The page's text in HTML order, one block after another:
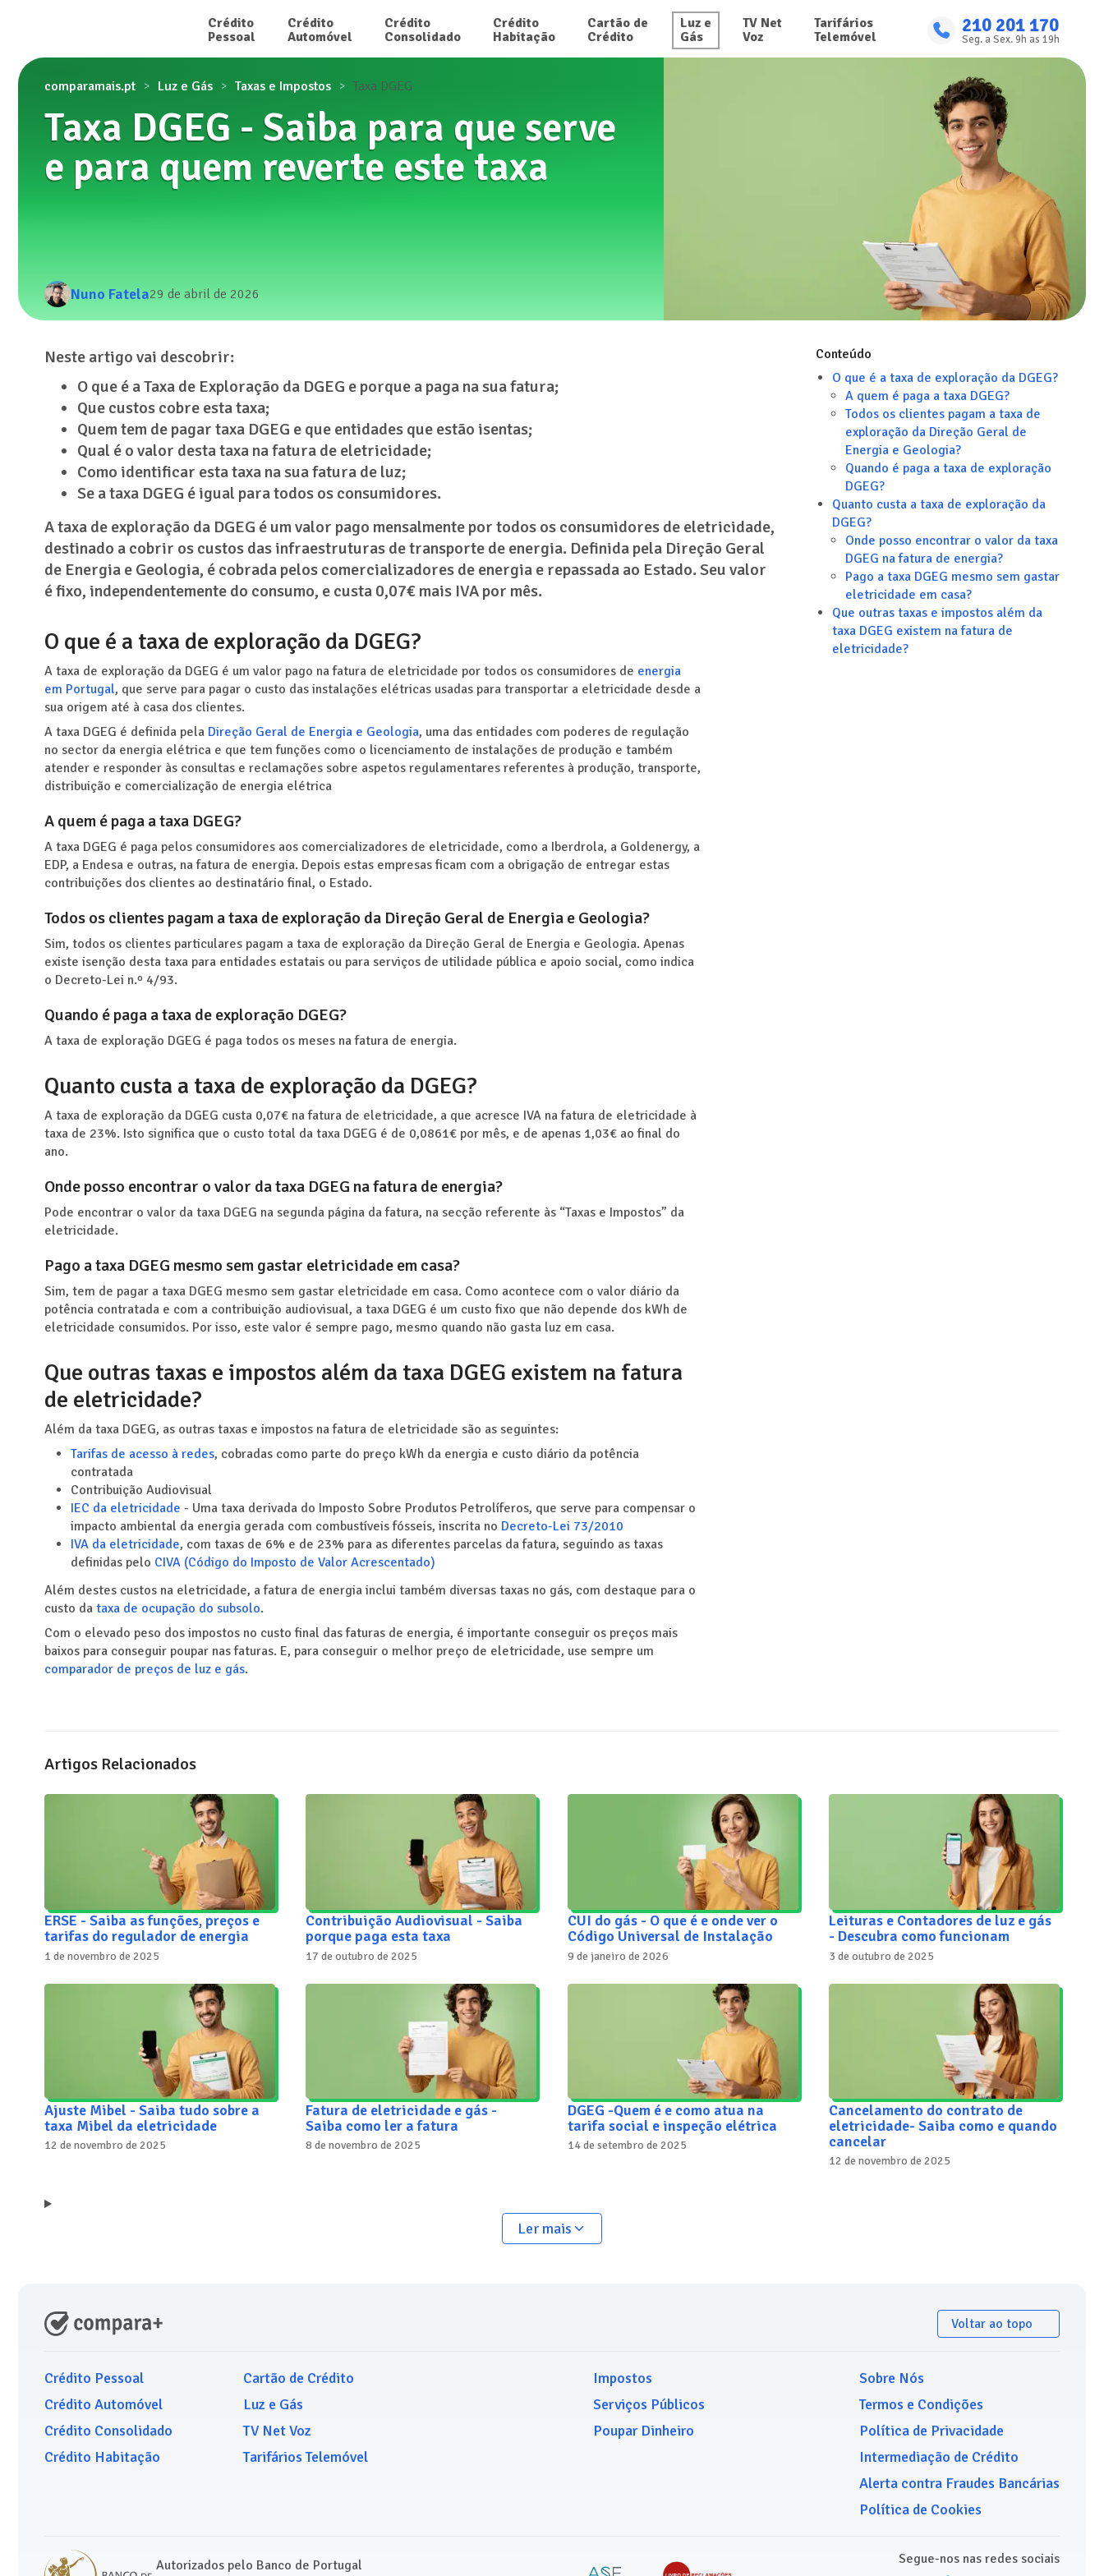
Crédito
Pessoal
Crédito
Automóvel
Crédito
Consolidado
Crédito
Habitação
Cartão de
Crédito
Luz e
Gás
TV Net
Voz
Tarifários
Telemóvel
210 201 170
Seg. a Sex. 9h as 19h
comparamais.pt Luz e Gás Taxas e Impostos Taxa DGEG
Taxa DGEG - Saiba para que serve
e para quem reverte este taxa
Nuno Fatela29 de abril de 2026
Conteúdo
O que é a taxa de exploração da DGEG?
A quem é paga a taxa DGEG?
Todos os clientes pagam a taxa de
exploração da Direção Geral de
Energia e Geologia?
Quando é paga a taxa de exploração
DGEG?
Quanto custa a taxa de exploração da
DGEG?
Onde posso encontrar o valor da taxa
DGEG na fatura de energia?
Pago a taxa DGEG mesmo sem gastar
eletricidade em casa?
Que outras taxas e impostos além da
taxa DGEG existem na fatura de
eletricidade?
Neste artigo vai descobrir:
O que é a Taxa de Exploração da DGEG e porque a paga na sua fatura;
Que custos cobre esta taxa;
Quem tem de pagar taxa DGEG e que entidades que estão isentas;
Qual é o valor desta taxa na fatura de eletricidade;
Como identificar esta taxa na sua fatura de luz;
Se a taxa DGEG é igual para todos os consumidores.
A taxa de exploração da DGEG é um valor pago mensalmente por todos os consumidores de eletricidade,
destinado a cobrir os custos das infraestruturas de transporte de energia. Definida pela Direção Geral
de Energia e Geologia, é cobrada pelos comercializadores de energia e repassada ao Estado. Seu valor
é fixo, independentemente do consumo, e custa 0,07€ mais IVA por mês.
O que é a taxa de exploração da DGEG?
A taxa de exploração da DGEG é um valor pago na fatura de eletricidade por todos os consumidores de energia
em Portugal, que serve para pagar o custo das instalações elétricas usadas para transportar a eletricidade desde a
sua origem até à casa dos clientes.
A taxa DGEG é definida pela Direção Geral de Energia e Geologia, uma das entidades com poderes de regulação
no sector da energia elétrica e que tem funções como o licenciamento de instalações de produção e também
atender e responder às consultas e reclamações sobre aspetos regulamentares referentes à produção, transporte,
distribuição e comercialização de energia elétrica
A quem é paga a taxa DGEG?
A taxa DGEG é paga pelos consumidores aos comercializadores de eletricidade, como a Iberdrola, a Goldenergy, a
EDP, a Endesa e outras, na fatura de energia. Depois estas empresas ficam com a obrigação de entregar estas
contribuições dos clientes ao destinatário final, o Estado.
Todos os clientes pagam a taxa de exploração da Direção Geral de Energia e Geologia?
Sim, todos os clientes particulares pagam a taxa de exploração da Direção Geral de Energia e Geologia. Apenas
existe isenção desta taxa para entidades estatais ou para serviços de utilidade pública e apoio social, como indica
o Decreto-Lei n.º 4/93.
Quando é paga a taxa de exploração DGEG?
A taxa de exploração DGEG é paga todos os meses na fatura de energia.
Quanto custa a taxa de exploração da DGEG?
A taxa de exploração da DGEG custa 0,07€ na fatura de eletricidade, a que acresce IVA na fatura de eletricidade à
taxa de 23%. Isto significa que o custo total da taxa DGEG é de 0,0861€ por mês, e de apenas 1,03€ ao final do
ano.
Onde posso encontrar o valor da taxa DGEG na fatura de energia?
Pode encontrar o valor da taxa DGEG na segunda página da fatura, na secção referente às “Taxas e Impostos” da
eletricidade.
Pago a taxa DGEG mesmo sem gastar eletricidade em casa?
Sim, tem de pagar a taxa DGEG mesmo sem gastar eletricidade em casa. Como acontece com o valor diário da
potência contratada e com a contribuição audiovisual, a taxa DGEG é um custo fixo que não depende dos kWh de
eletricidade consumidos. Por isso, este valor é sempre pago, mesmo quando não gasta luz em casa.
Que outras taxas e impostos além da taxa DGEG existem na fatura
de eletricidade?
Além da taxa DGEG, as outras taxas e impostos na fatura de eletricidade são as seguintes:
Tarifas de acesso à redes, cobradas como parte do preço kWh da energia e custo diário da potência
contratada
Contribuição Audiovisual
IEC da eletricidade - Uma taxa derivada do Imposto Sobre Produtos Petrolíferos, que serve para compensar o
impacto ambiental da energia gerada com combustíveis fósseis, inscrita no Decreto-Lei 73/2010
IVA da eletricidade, com taxas de 6% e de 23% para as diferentes parcelas da fatura, seguindo as taxas
definidas pelo CIVA (Código do Imposto de Valor Acrescentado)
Além destes custos na eletricidade, a fatura de energia inclui também diversas taxas no gás, com destaque para o
custo da taxa de ocupação do subsolo.
Com o elevado peso dos impostos no custo final das faturas de energia, é importante conseguir os preços mais
baixos para conseguir poupar nas faturas. E, para conseguir o melhor preço de eletricidade, use sempre um
comparador de preços de luz e gás.
Artigos Relacionados
ERSE - Saiba as funções, preços e
tarifas do regulador de energia
1 de novembro de 2025
Contribuição Audiovisual - Saiba
porque paga esta taxa
17 de outubro de 2025
CUI do gás - O que é e onde ver o
Código Universal de Instalação
9 de janeiro de 2026
Leituras e Contadores de luz e gás
- Descubra como funcionam
3 de outubro de 2025
Ajuste Mibel - Saiba tudo sobre a
taxa Mibel da eletricidade
12 de novembro de 2025
Fatura de eletricidade e gás -
Saiba como ler a fatura
8 de novembro de 2025
DGEG -Quem é e como atua na
tarifa social e inspeção elétrica
14 de setembro de 2025
Cancelamento do contrato de
eletricidade- Saiba como e quando
cancelar
12 de novembro de 2025
Ler mais
Voltar ao topo
Crédito Pessoal
Crédito Automóvel
Crédito Consolidado
Crédito Habitação
Cartão de Crédito
Luz e Gás
TV Net Voz
Tarifários Telemóvel
Impostos
Serviços Públicos
Poupar Dinheiro
Sobre Nós
Termos e Condições
Política de Privacidade
Intermediação de Crédito
Alerta contra Fraudes Bancárias
Política de Cookies
Autorizados pelo Banco de Portugal Segue-nos nas redes sociais